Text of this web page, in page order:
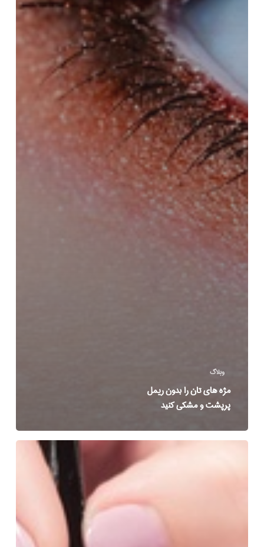
وبلاگ
مژه های تان را بدون ریمل
پرپشت و مشکی کنید